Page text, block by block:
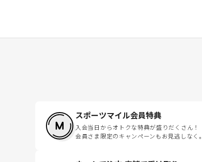
スポーツマイル会員特典
入会当日からオトクな特典が盛りだくさん！
会員さま限定のキャンペーンもお見逃しなく。